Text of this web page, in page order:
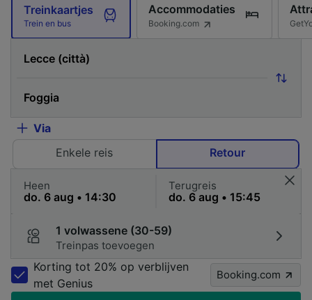
Treinkaartjes
Trein en bus
Accommodaties
Booking.com
Via
Enkele reis
Retour
Heen Terugreis
1 volwassene (30-59)
Treinpas toevoegen
Korting tot 20% op verblijven
met Genius
Booking.com